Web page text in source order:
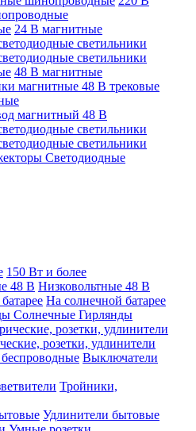
24 B магнитные
светильники
светильники
48 B магнитные
магнитные 48 В трековые
магнитный 48 В
светильники
светильники
Светодиодные
150 Вт и более
Низковольтные 48 В
На солнечной батарее
Солнечные Гирлянды
розетки, удлинители
Выключатели
Тройники,
Удлинители бытовые